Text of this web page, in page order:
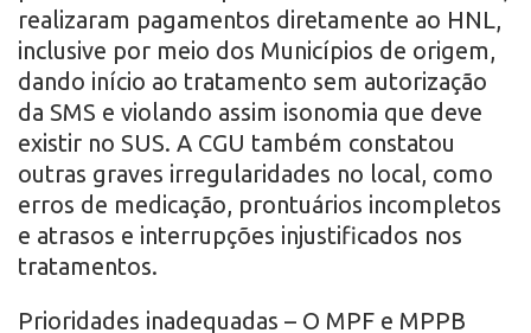
realizaram pagamentos diretamente ao HNL,
inclusive por meio dos Municípios de origem,
dando início ao tratamento sem autorização
da SMS e violando assim isonomia que deve
existir no SUS. A CGU também constatou
outras graves irregularidades no local, como
erros de medicação, prontuários incompletos
e atrasos e interrupções injustificados nos
tratamentos.
Prioridades inadequadas – O MPF e MPPB